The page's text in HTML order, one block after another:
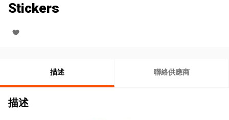
Stickers
描述 聯絡供應商
描述